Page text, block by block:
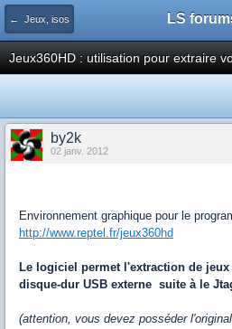
← Jeux, isos LS
Jeux360HD : utilisation pour extraire
by2k
02 janv. 2012
Environnement graphique pour le
http://www.reptel.fr/jeux360hd
Le logiciel permet l'extraction de
disque-dur USB externe suite à le
(attention, vous devez posséder